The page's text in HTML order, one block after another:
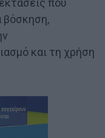
που
βόσκηση,
και τη χρήση